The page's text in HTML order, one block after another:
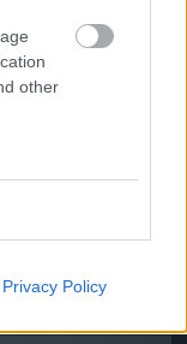
other
Privacy Policy
miatt vállal